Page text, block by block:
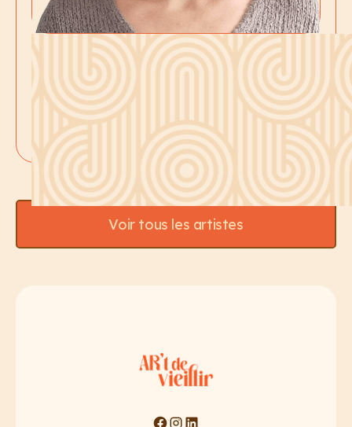
Marie-France
Découvrir ses services
Voir tous les artistes